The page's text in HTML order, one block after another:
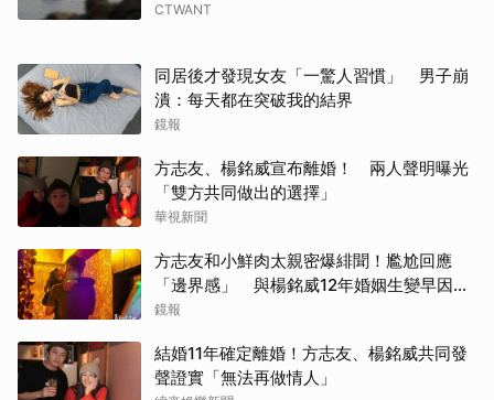
CTWANT
同居後才發現女友「一驚人習慣」 男子崩
潰：每天都在突破我的結界
鏡報
方志友、楊銘威宣布離婚！ 兩人聲明曝光
「雙方共同做出的選擇」
華視新聞
方志友和小鮮肉太親密爆緋聞！尷尬回應
「邊界感」 與楊銘威12年婚姻生變早因
「這問題」洩端倪
鏡報
結婚11年確定離婚！方志友、楊銘威共同發
聲證實「無法再做情人」